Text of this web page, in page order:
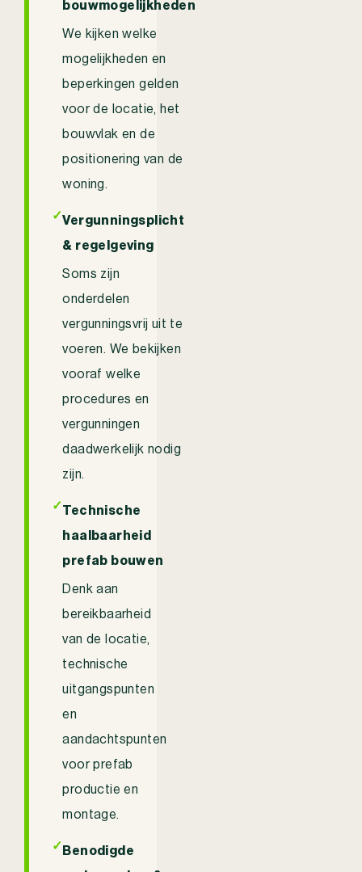
bouwmogelijkheden
We kijken welke
mogelijkheden en
beperkingen gelden
voor de locatie, het
bouwvlak en de
positionering van de
woning.
✓Vergunningsplicht
& regelgeving
Soms zijn
onderdelen
vergunningsvrij uit te
voeren. We bekijken
vooraf welke
procedures en
vergunningen
daadwerkelijk nodig
zijn.
✓Technische
haalbaarheid
prefab bouwen
Denk aan
bereikbaarheid
van de locatie,
technische
uitgangspunten
en
aandachtspunten
voor prefab
productie en
montage.
✓ Benodigde